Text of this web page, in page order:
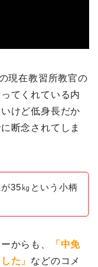
現在教習所教官の
てくれている内
けど低身長だか
断念されてしま
35㎏という小柄
からも、
「中免
た」 などのコメ